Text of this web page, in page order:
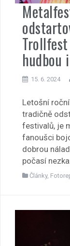
hudbou
15. 6. 2024
Letošní
tradičně
festivalů, je
fanoušci
dobrou
počasí
Články,